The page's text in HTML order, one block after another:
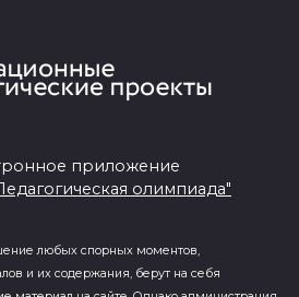
приложение
олимпиада"
любых спорных моментов,
и их содержания, берут на себя